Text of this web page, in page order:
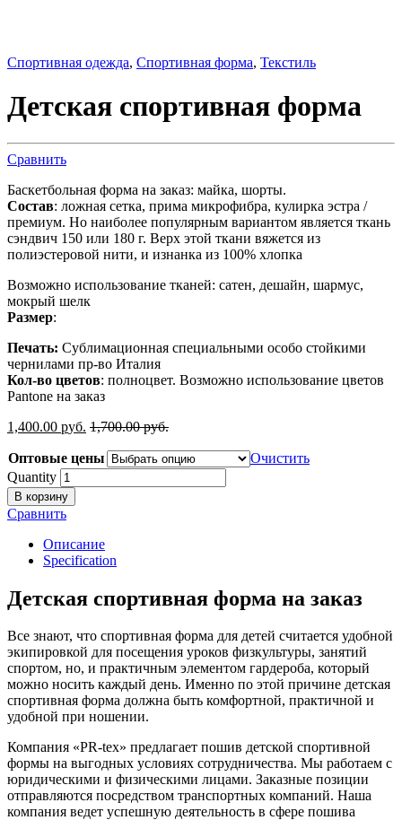
Спортивная одежда, Спортивная форма, Текстиль
Детская спортивная форма
Сравнить
Баскетбольная форма на заказ: майка, шорты.
Состав: ложная сетка, прима микрофибра, кулирка эстра /
премиум. Но наиболее популярным вариантом является ткань
сэндвич 150 или 180 г. Верх этой ткани вяжется из
полиэстеровой нити, и изнанка из 100% хлопка
Возможно использование тканей: сатен, дешайн, шармус,
мокрый шелк
Размер:
Печать: Сублимационная специальными особо стойкими
чернилами пр-во Италия
Кол-во цветов: полноцвет. Возможно использование цветов
Pantone на заказ
1,400.00 руб. 1,700.00руб.
Оптовые цены
Очистить
Quantity
В корзину
Сравнить
Описание
Specification
Детская спортивная форма на заказ
Все знают, что спортивная форма для детей считается удобной
экипировкой для посещения уроков физкультуры, занятий
спортом, но, и практичным элементом гардероба, который
можно носить каждый день. Именно по этой причине детская
спортивная форма должна быть комфортной, практичной и
удобной при ношении.
Компания «PR-tex» предлагает пошив детской спортивной
формы на выгодных условиях сотрудничества. Мы работаем с
юридическими и физическими лицами. Заказные позиции
отправляются посредством транспортных компаний. Наша
компания ведет успешную деятельность в сфере пошива